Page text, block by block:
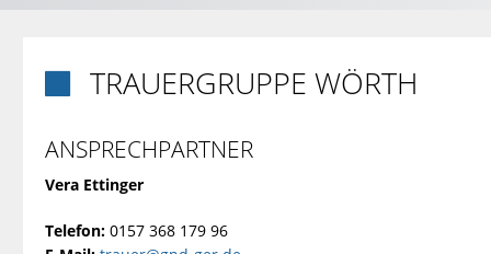
TRAUERGRUPPE WÖRTH
ANSPRECHPARTNER
Vera Ettinger
Telefon:0157 368 179 96